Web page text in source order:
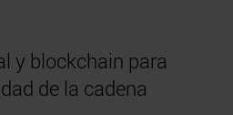
y blockchain para
de la cadena